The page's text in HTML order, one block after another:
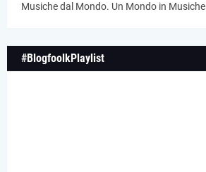
Musiche dal Mondo. Un Mondo in Musiche
#BlogfoolkPlaylist